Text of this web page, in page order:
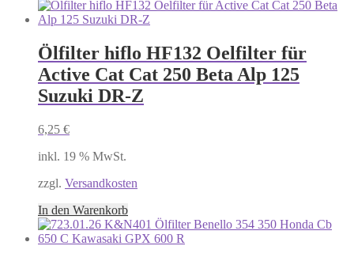
Ölfilter hiflo HF132 Oelfilter für
Active Cat Cat 250 Beta Alp 125
Suzuki DR-Z
6,25 €
inkl. 19 % MwSt.
zzgl. Versandkosten
In den Warenkorb